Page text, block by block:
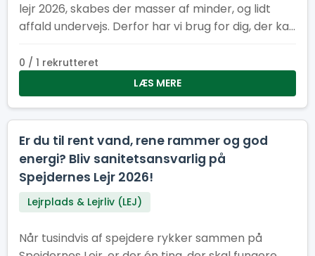
lejr 2026, skabes der masser af minder, og lidt
affald undervejs. Derfor har vi brug for dig, der kan
bæredygtig
0 / 1 rekrutteret
LÆS MERE
Er du til rent vand, rene rammer og god
energi? Bliv sanitetsansvarlig på
Spejdernes Lejr 2026!
Lejrplads & Lejrliv (LEJ)
Når tusindvis af spejdere rykker sammen på